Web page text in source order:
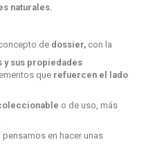
naturales.
de dossier, con la
y sus propiedades
que refuercen el lado
o de uso, más
en hacer unas